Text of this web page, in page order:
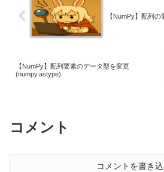
【NumPy】配列の
【NumPy】配列要素のデータ型を変更
(numpy.astype)
コメント
コメントを書き